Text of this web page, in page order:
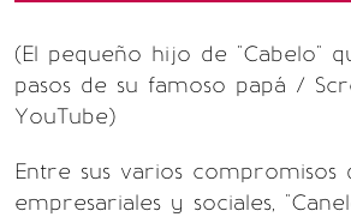
(El pequeño hijo de "Cabelo"
pasos de su famoso papá /
YouTube)
Entre sus varios compromisos
empresariales y sociales,